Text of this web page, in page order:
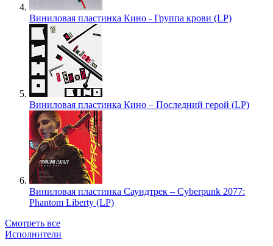
Виниловая пластинка Кино - Группа крови (LP)
Виниловая пластинка Кино – Последний герой (LP)
Виниловая пластинка Саундтрек – Cyberpunk 2077:
Phantom Liberty (LP)
Смотреть все
Исполнители